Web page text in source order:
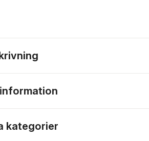
kategorier